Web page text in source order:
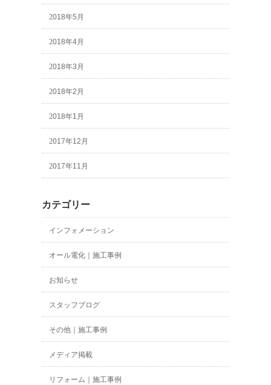
2018年5月
2018年4月
2018年3月
2018年2月
2018年1月
2017年12月
2017年11月
カテゴリー
インフォメーション
オール電化｜施工事例
お知らせ
スタッフブログ
その他｜施工事例
メディア掲載
リフォーム｜施工事例